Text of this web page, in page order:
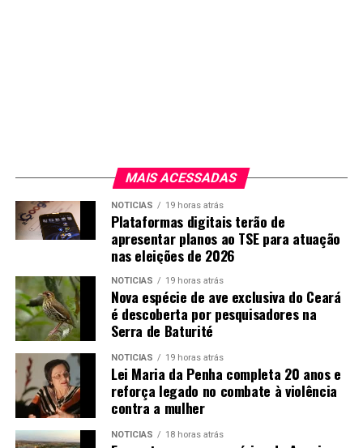
MAIS ACESSADAS
NOTICIAS 19 horas atrás
Plataformas digitais terão de
apresentar planos ao TSE para atuação
nas eleições de 2026
NOTICIAS 19 horas atrás
Nova espécie de ave exclusiva do Ceará
é descoberta por pesquisadores na
Serra de Baturité
NOTICIAS 19 horas atrás
Lei Maria da Penha completa 20 anos e
reforça legado no combate à violência
contra a mulher
NOTICIAS 18 horas atrás